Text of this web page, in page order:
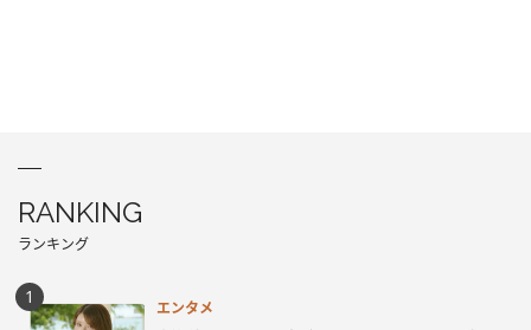
RANKING
ランキング
エンタメ